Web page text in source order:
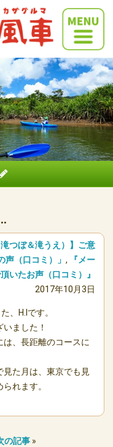
つぼ＆滝うえ）】ご意
声（口コミ）」 ,
『メー
いたお声（口コミ）』
2017年10月3日
、H.Iです。
ました！
、長距離のコースに
た月は、東京でも見
れます。
の記事 »